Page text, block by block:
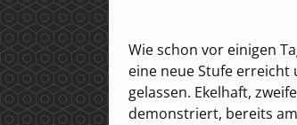
Wie schon vor einigen
eine neue Stufe erreicht
gelassen. Ekelhaft,
demonstriert, bereits